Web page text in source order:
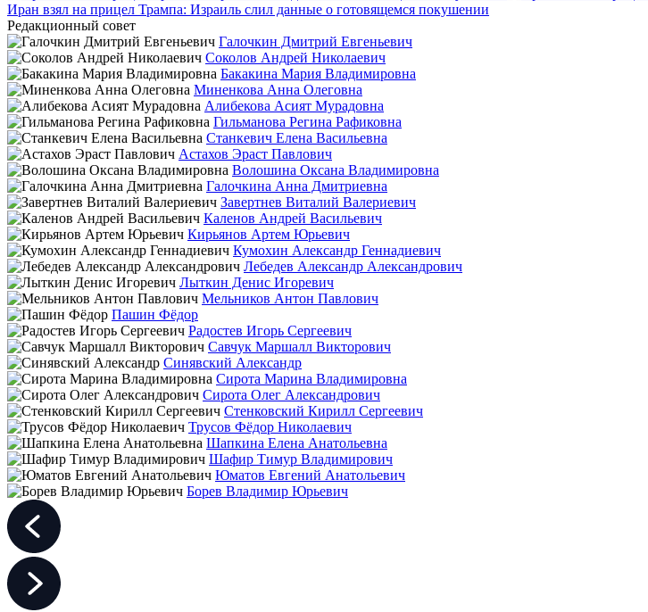
Иран взял на прицел Трампа: Израиль слил данные о готовящемся покушении
Редакционный совет
Галочкин Дмитрий Евгеньевич
Соколов Андрей Николаевич
Бакакина Мария Владимировна
Миненкова Анна Олеговна
Алибекова Асият Мурадовна
Гильманова Регина Рафиковна
Станкевич Елена Васильевна
Астахов Эраст Павлович
Волошина Оксана Владимировна
Галочкина Анна Дмитриевна
Завертнев Виталий Валериевич
Каленов Андрей Васильевич
Кирьянов Артем Юрьевич
Кумохин Александр Геннадиевич
Лебедев Александр Александрович
Лыткин Денис Игоревич
Мельников Антон Павлович
Пашин Фёдор
Радостев Игорь Сергеевич
Савчук Маршалл Викторович
Синявский Александр
Сирота Марина Владимировна
Сирота Олег Александрович
Стенковский Кирилл Сергеевич
Трусов Фёдор Николаевич
Шапкина Елена Анатольевна
Шафир Тимур Владимирович
Юматов Евгений Анатольевич
Борев Владимир Юрьевич